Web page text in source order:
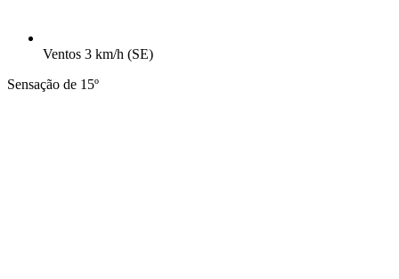
Ventos 3 km/h (SE)
Sensação de 15º